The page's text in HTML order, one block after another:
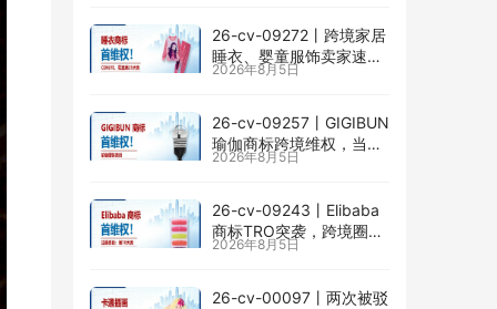
26-cv-09272㇑跨境家居
睡衣、婴童服饰卖家速自
查CENLYE商标滥用情况
2026年8月5日
26-cv-09257㇑GIGIBUN
瑜伽商标跨境维权，当心
TRO冻结风险
2026年8月5日
26-cv-09243㇑Elibaba
商标TRO突袭，跨境圈内
卷持续升级
2026年8月5日
26-cv-00097㇑两次被驳